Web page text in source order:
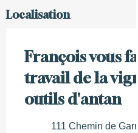
Localisation
François vous
travail de la
outils d'antan
111 Chemin de